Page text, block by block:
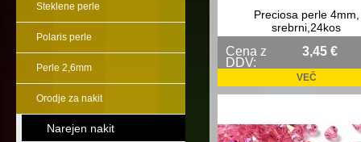
Steklene perle
Polaris perle
Perle 2,6mm
Orodje za nakit
Narejen nakit
Preciosa perle 4mm,
srebrni,24kos
Cena z
DDV:
3,45 €
VEČ